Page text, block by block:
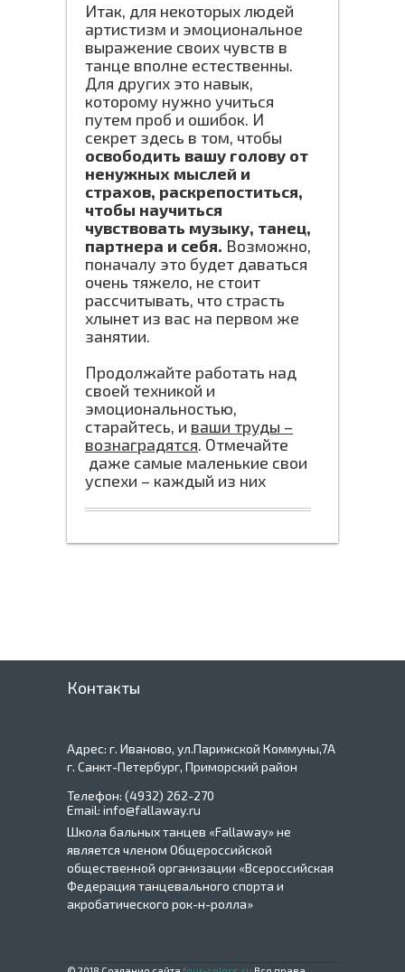
Итак, для некоторых людей
артистизм и эмоциональное
выражение своих чувств в
танце вполне естественны.
Для других это навык,
которому нужно учиться
путем проб и ошибок. И
секрет здесь в том, чтобы
освободить вашу голову от
ненужных мыслей и
страхов, раскрепоститься,
чтобы научиться
чувствовать музыку, танец,
партнера и себя. Возможно,
поначалу это будет даваться
очень тяжело, не стоит
рассчитывать, что страсть
хлынет из вас на первом же
занятии.
Продолжайте работать над
своей техникой и
эмоциональностью,
старайтесь, и ваши труды –
вознаградятся. Отмечайте
даже самые маленькие свои
успехи – каждый из них
Контакты
Адрес: г. Иваново, ул.Парижской Коммуны,7А
г. Санкт-Петербург, Приморский район
Телефон: (4932) 262-270
Email: info@fallaway.ru
Школа бальных танцев «Fallaway» не
является членом Общероссийской
общественной организации «Всероссийская
Федерация танцевального спорта и
акробатического рок-н-ролла»